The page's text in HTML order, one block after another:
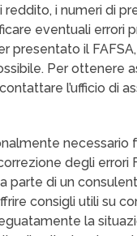
reddito, i numeri di
eventuali errori
presentato il
Per ottenere
l’ufficio di
necessario
degli errori
parte di un
consigli utili su
la